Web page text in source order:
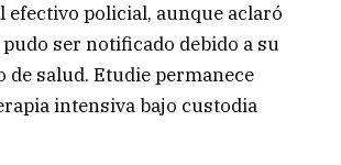
efectivo policial, aunque aclaró
ser notificado debido a su
de salud. Etudie permanece
intensiva bajo custodia